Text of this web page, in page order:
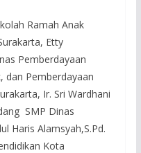
Ramah Anak
Etty
Pemberdayaan
dan Pemberdayaan
Ir. Sri Wardhani
SMP Dinas
Haris Alamsyah,S.Pd.
Kota